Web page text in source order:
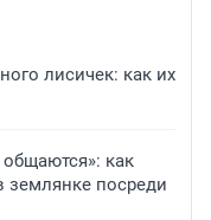
лисичек: как их
как
землянке посреди